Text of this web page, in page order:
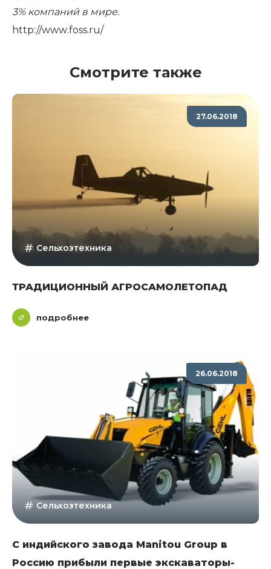
3% компаний в мире.
http://www.foss.ru/
Смотрите также
27.06.2018
Сельхозтехника
ТРАДИЦИОННЫЙ АГРОСАМОЛЕТОПАД
подробнее
26.06.2018
Сельхозтехника
С индийского завода Manitou Group в
Россию прибыли первые экскаваторы-